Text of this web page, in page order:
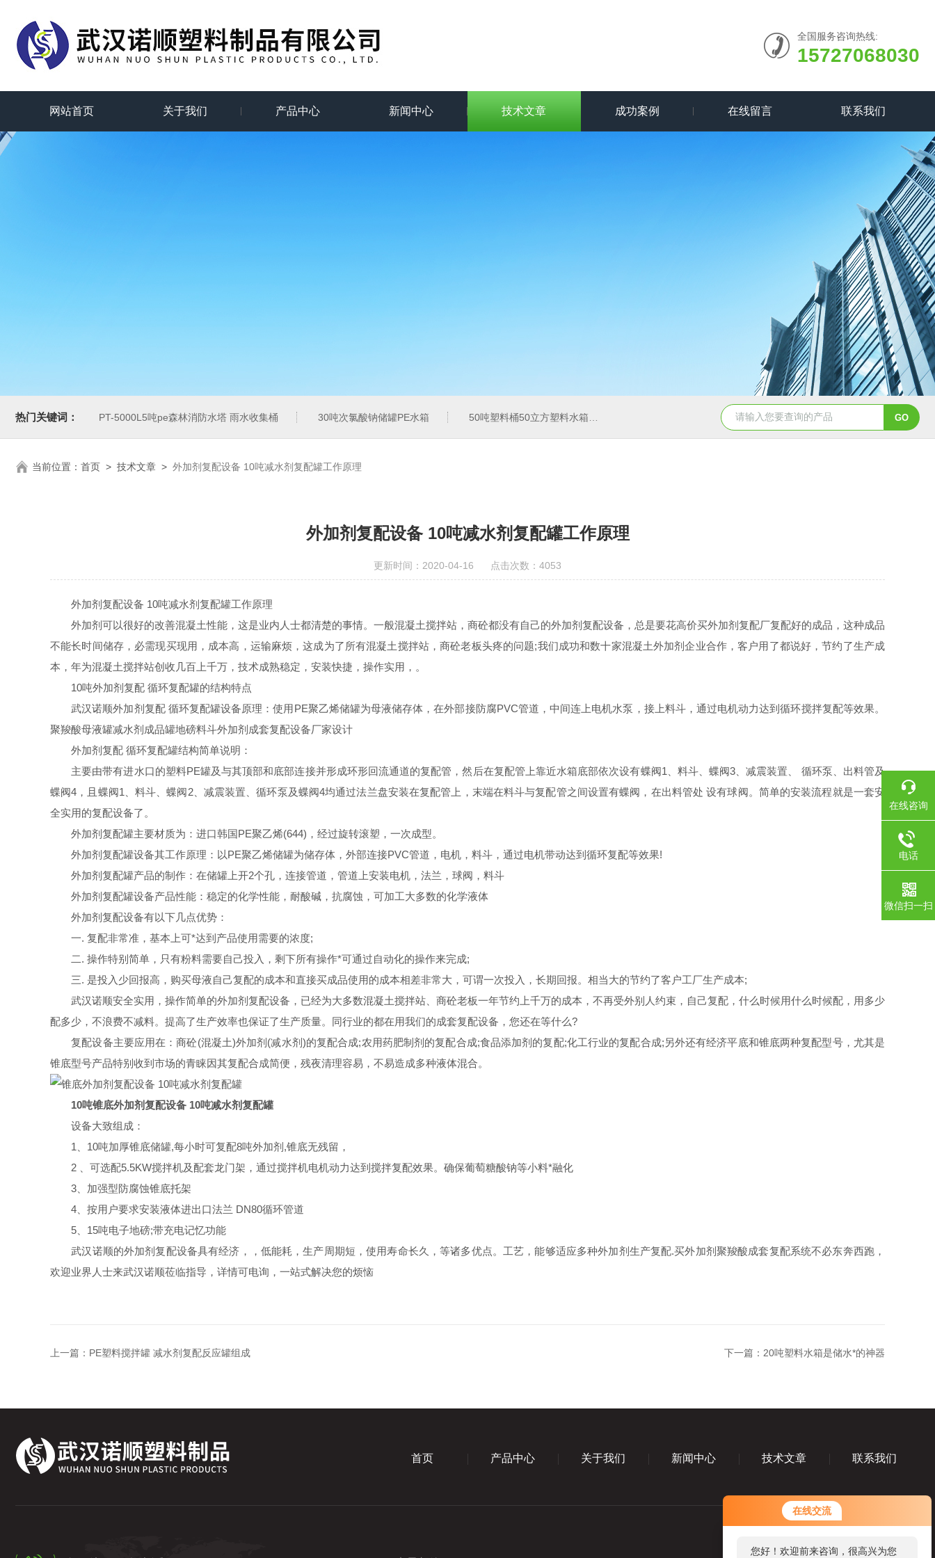
在线交流
您好！欢迎前来咨询，很高兴为您
全国服务咨询热线:
15727068030
网站首页 关于我们 产品中心 新闻中心 技术文章 成功案例 在线留言 联系我们
热门关键词： PT-5000L5吨pe森林消防水塔 雨水收集桶 30吨次氯酸钠储罐PE水箱 50吨塑料桶50立方塑料水箱pe水箱 50吨pe塑料水箱储水罐 40吨PE塑料防腐储罐
当前位置： 首页 > 技术文章 > 外加剂复配设备 10吨减水剂复配罐工作原理
外加剂复配设备 10吨减水剂复配罐工作原理
更新时间：2020-04-16 点击次数：4053
外加剂复配设备 10吨减水剂复配罐工作原理
外加剂可以很好的改善混凝土性能，这是业内人士都清楚的事情。一般混凝土搅拌站，商砼都没有自己的外加剂复配设备，总是要花高价买外加剂复配厂复配好的成品，这种成品
不能长时间储存，必需现买现用，成本高，运输麻烦，这成为了所有混凝土搅拌站，商砼老板头疼的问题;我们成功和数十家混凝土外加剂企业合作，客户用了都说好，节约了生产成
本，年为混凝土搅拌站创收几百上千万，技术成熟稳定，安装快捷，操作实用，。
10吨外加剂复配 循环复配罐的结构特点
武汉诺顺外加剂复配 循环复配罐设备原理：使用PE聚乙烯储罐为母液储存体，在外部接防腐PVC管道，中间连上电机水泵，接上料斗，通过电机动力达到循环搅拌复配等效果。
聚羧酸母液罐减水剂成品罐地磅料斗外加剂成套复配设备厂家设计
外加剂复配 循环复配罐结构简单说明：
主要由带有进水口的塑料PE罐及与其顶部和底部连接并形成环形回流通道的复配管，然后在复配管上靠近水箱底部依次设有蝶阀1、料斗、蝶阀3、减震装置、 循环泵、出料管及
蝶阀4，且蝶阀1、料斗、蝶阀2、减震装置、循环泵及蝶阀4均通过法兰盘安装在复配管上，末端在料斗与复配管之间设置有蝶阀，在出料管处 设有球阀。简单的安装流程就是一套安
全实用的复配设备了。
外加剂复配罐主要材质为：进口韩国PE聚乙烯(644)，经过旋转滚塑，一次成型。
外加剂复配罐设备其工作原理：以PE聚乙烯储罐为储存体，外部连接PVC管道，电机，料斗，通过电机带动达到循环复配等效果!
外加剂复配罐产品的制作：在储罐上开2个孔，连接管道，管道上安装电机，法兰，球阀，料斗
外加剂复配罐设备产品性能：稳定的化学性能，耐酸碱，抗腐蚀，可加工大多数的化学液体
外加剂复配设备有以下几点优势：
一. 复配非常准，基本上可*达到产品使用需要的浓度;
二. 操作特别简单，只有粉料需要自己投入，剩下所有操作*可通过自动化的操作来完成;
三. 是投入少回报高，购买母液自己复配的成本和直接买成品使用的成本相差非常大，可谓一次投入，长期回报。相当大的节约了客户工厂生产成本;
武汉诺顺安全实用，操作简单的外加剂复配设备，已经为大多数混凝土搅拌站、商砼老板一年节约上千万的成本，不再受外别人约束，自己复配，什么时候用什么时候配，用多少
配多少，不浪费不减料。提高了生产效率也保证了生产质量。同行业的都在用我们的成套复配设备，您还在等什么?
复配设备主要应用在：商砼(混凝土)外加剂(减水剂)的复配合成;农用药肥制剂的复配合成;食品添加剂的复配;化工行业的复配合成;另外还有经济平底和锥底两种复配型号，尤其是
锥底型号产品特别收到市场的青睐因其复配合成简便，残夜清理容易，不易造成多种液体混合。
10吨锥底外加剂复配设备 10吨减水剂复配罐
设备大致组成：
1、10吨加厚锥底储罐,每小时可复配8吨外加剂,锥底无残留，
2 、可选配5.5KW搅拌机及配套龙门架，通过搅拌机电机动力达到搅拌复配效果。确保葡萄糖酸钠等小料*融化
3、加强型防腐蚀锥底托架
4、按用户要求安装液体进出口法兰 DN80循环管道
5、15吨电子地磅;带充电记忆功能
武汉诺顺的外加剂复配设备具有经济，，低能耗，生产周期短，使用寿命长久，等诸多优点。工艺，能够适应多种外加剂生产复配.买外加剂聚羧酸成套复配系统不必东奔西跑，
欢迎业界人士来武汉诺顺莅临指导，详情可电询，一站式解决您的烦恼
上一篇： PE塑料搅拌罐 减水剂复配反应罐组成 下一篇： 20吨塑料水箱是储水*的神器
首页 产品中心 关于我们 新闻中心 技术文章 联系我们
在线咨询
电话
微信扫一扫